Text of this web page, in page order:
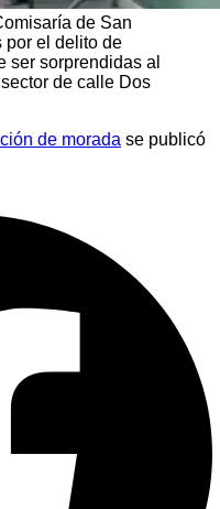
de San
por el delito de
ser sorprendidas al
de calle Dos
de morada se publicó